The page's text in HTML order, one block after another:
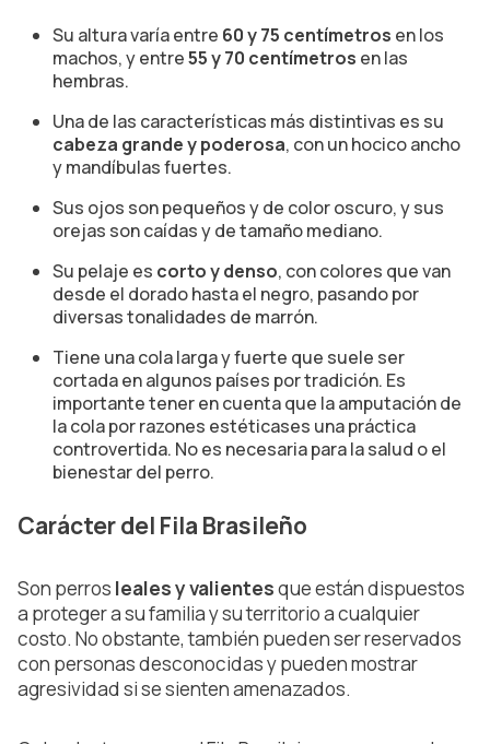
Su altura varía entre 60 y 75 centímetros en los
machos, y entre55 y 70 centímetros en las
hembras.
Una de las características más distintivas es su
cabeza grande y poderosa, con un hocico ancho
y mandíbulas fuertes.
Sus ojos son pequeños y de color oscuro, y sus
orejas son caídas y de tamaño mediano.
Su pelaje es corto y denso, con colores que van
desde el dorado hasta el negro, pasando por
diversas tonalidades de marrón.
Tiene una cola larga y fuerte que suele ser
cortada en algunos países por tradición. Es
importante tener en cuenta que la amputación de
la cola por razones estéticases una práctica
controvertida. No es necesaria para la salud o el
bienestar del perro.
Carácter del Fila Brasileño
Son perros leales y valientesque están dispuestos
a proteger a su familia y su territorio a cualquier
costo. No obstante, también pueden ser reservados
con personas desconocidas y pueden mostrar
agresividad si se sienten amenazados.